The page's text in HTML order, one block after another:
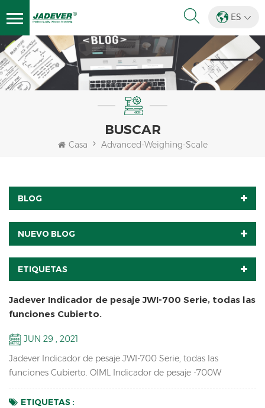
ES
BUSCAR
Casa Advanced-Weighing-Scale
BLOG
NUEVO BLOG
ETIQUETAS
Jadever Indicador de pesaje JWI-700 Serie, todas las
funciones Cubierto.
JUN 29 , 2021
Jadever Indicador de pesaje JWI-700 Serie, todas las
funciones Cubierto. OIML Indicador de pesaje -700W
700p Pantalla LCD más grande Indicador-700B LED rojo
ETIQUETAS :